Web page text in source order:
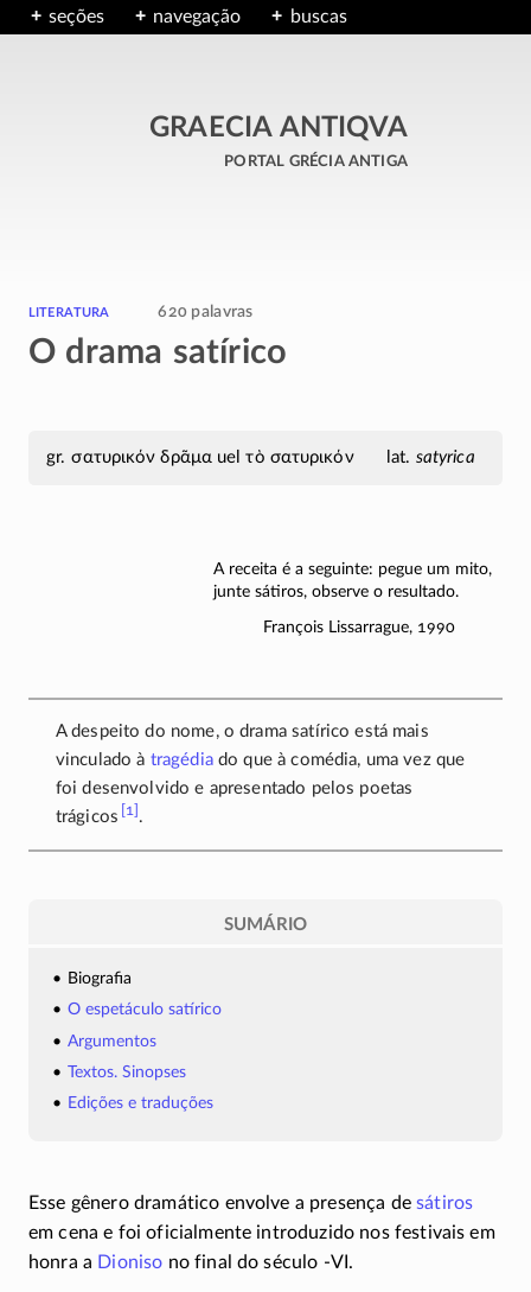
seções navegação buscas
GRAECIA ANTIQVA
portal grécia antiga
literatura 620 palavras
O drama satírico
σατυρικόν δρᾶμα uel τὸ σατυρικόν satyrica
A receita é a seguinte: pegue um mito,
junte sátiros, observe o resultado.
François Lissarrague, 1990
A despeito do nome, o drama satírico está mais
vinculado à tragédiado que à comédia, uma vez que
foi desenvolvido e apresentado pelos poetas
trágicos [1] .
SUMÁRIO
Biografia
O espetáculo satírico
Argumentos
Textos. Sinopses
Edições e traduções
Esse gênero dramático envolve a presença desátiros
em cena e foi oficialmente introduzido nos festivais em
honra a Dioniso no final do século -VI .